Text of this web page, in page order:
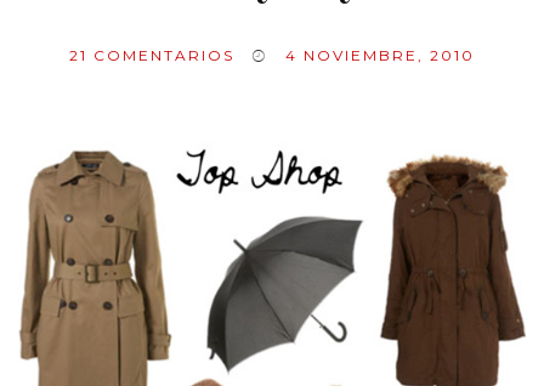
21 COMENTARIOS 4 NOVIEMBRE, 2010